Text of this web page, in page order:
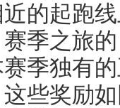
的起跑
季之旅
季独有
些奖励